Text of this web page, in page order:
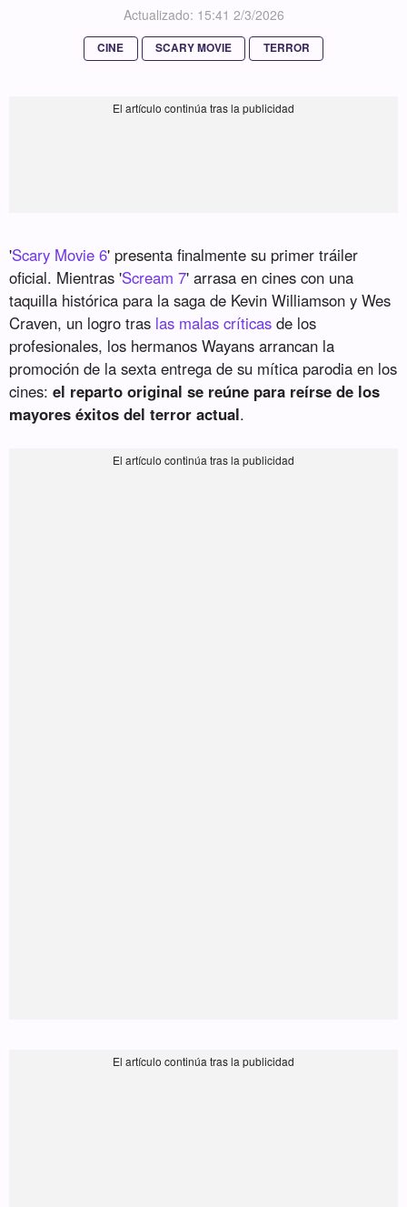
Actualizado: 15:41 2/3/2026
CINE SCARY MOVIE TERROR
'Scary Movie 6' presenta finalmente su primer tráiler
oficial. Mientras 'Scream 7' arrasa en cines con una
taquilla histórica para la saga de Kevin Williamson y Wes
Craven, un logro tras las malas críticas de los
profesionales, los hermanos Wayans arrancan la
promoción de la sexta entrega de su mítica parodia en los
cines:el reparto original se reúne para reírse de los
mayores éxitos del terror actual.